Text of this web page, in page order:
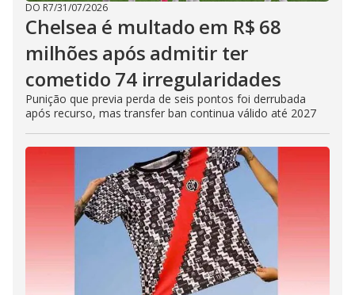
DO R7/31/07/2026
Chelsea é multado em R$ 68
milhões após admitir ter
cometido 74 irregularidades
Punição que previa perda de seis pontos foi derrubada
após recurso, mas transfer ban continua válido até 2027